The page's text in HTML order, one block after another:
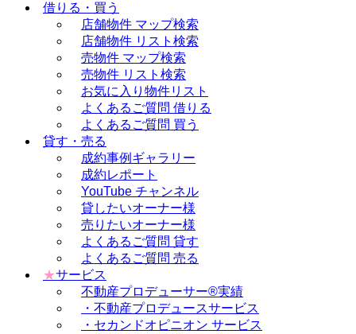
借りる・買う
店舗物件 マップ検索
店舗物件 リスト検索
売物件 マップ検索
売物件 リスト検索
お気に入り物件リスト
よくあるご質問 借りる
よくあるご質問 買う
貸す・売る
成約事例ギャラリー
成約レポート
YouTube チャンネル
貸したいオーナー様
売りたいオーナー様
よくあるご質問 貸す
よくあるご質問 売る
★サービス
不動産プロデューサー®実績
・不動産プロデュースサービス
・セカンドオピニオン サービス